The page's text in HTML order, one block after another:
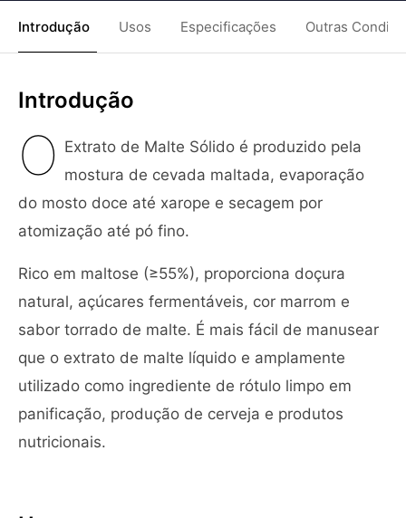
Introdução Usos Especificações Outras
Introdução
O Extrato de Malte Sólido é produzido pela
mostura de cevada maltada, evaporação
do mosto doce até xarope e secagem por
atomização até pó fino.
Rico em maltose (≥55%), proporciona doçura
natural, açúcares fermentáveis, cor marrom e
sabor torrado de malte. É mais fácil de manusear
que o extrato de malte líquido e amplamente
utilizado como ingrediente de rótulo limpo em
panificação, produção de cerveja e produtos
nutricionais.